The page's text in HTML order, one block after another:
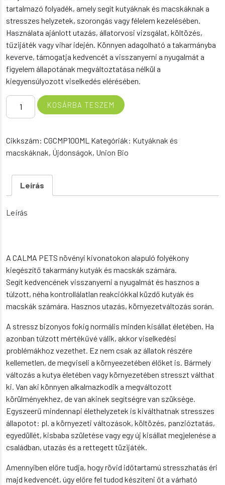
tartalmazó folyadék, amely segít kutyáknak és macskáknak a
stresszes helyzetek, szorongás vagy félelem kezelésében.
Használata ajánlott utazás, állatorvosi vizsgálat, költözés,
tűzijáték vagy vihar idején. Könnyen adagolható a takarmányba
keverve, támogatja kedvencét a visszanyerni a nyugalmát a
figyelem állapotának megváltoztatása nélkül a
kiegyensúlyozott viselkedés elérésében.
Calma
készítmény
kutyáknak
macskáknak
mennyiség
KOSÁRBA TESZEM
Cikkszám: CGCMP100ML Kategóriák: Kutyáknak és
macskáknak, Újdonságok, Union Bio
Leírás
Leírás
A CALMA PETS növényi kivonatokon alapuló folyékony
kiegészítő takarmány kutyák és macskák számára.
Segít kedvencének visszanyerni a nyugalmát és hasznos a
túlzott, néha kontrollálatlan reakciókkal küzdő kutyák és
macskák számára. Hasznos utazás, környezetváltozás során.
A stressz bizonyos fokig normális minden kisállat életében. Ha
azonban túlzott mértékűvé válik, akkor viselkedési
problémákhoz vezethet. Ez nem csak az állatok részére
kellemetlen, de megviseli a környeezetében élőket is. Bármely
változás a kutya életében vagy környezetében stresszt válthat
ki. Van aki könnyen alkalmazkodik a megváltozott
körülményekhez, de van akinek segítségre van szüksége.
Egyszeerű mindennapi élethelyzetek is kiválthatnak stresszes
állapotot: pl. a környezeti változások, költözés, panzióztatás,
egyedüllét, kisbaba születése vagy egy új kisállat megjelenése a
családban, utazás és a rettegett tüzijáték.
Amennyiben előre tudja, hogy rövid időtartamú stresszhatás éri
majd kedvencét, úgy előre fel tudod készíteni őt a várható